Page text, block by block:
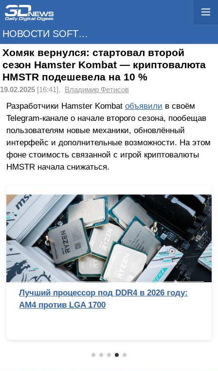
НОВОСТИ SOFTWARE
Хомяк вернулся: стартовал второй
сезон Hamster Kombat — криптовалюта
HMSTR подешевела на 10 %
19.02.2025 [16:41], Владимир Фетисов
Разработчики Hamster Kombat объявили в своём
Telegram-канале о начале второго сезона, пообещав
пользователям новые механики, обновлённый
интерфейс и дополнительные возможности. На этом
фоне стоимость связанной с игрой криптовалюты
HMSTR начала снижаться.
Лучший процессор под DDR4 в 2026 году:
AM4 против LGA 1700